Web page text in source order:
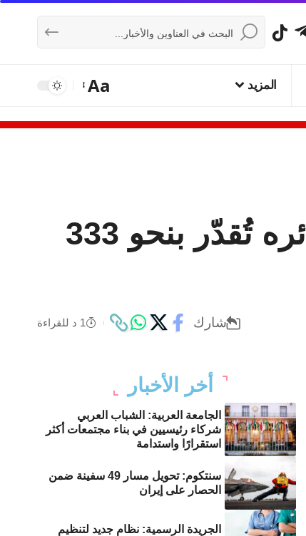
المزيد Aa
مستوطنون يحرقون مطعماً جنوب نابلس وخسائره تُقدّر بنحو 333
شارك 1 د للقراءة
أخر الأخبار
الجامعة العربية: الشباب العربي
شركاء رئيسيين في بناء مجتمعات أكثر
استقرارًا واستدامة
سنتكوم: تحويل مسار 49 سفينة ضمن
الحصار على إيران
الجريدة الرسمية: نظام جديد لتنظيم